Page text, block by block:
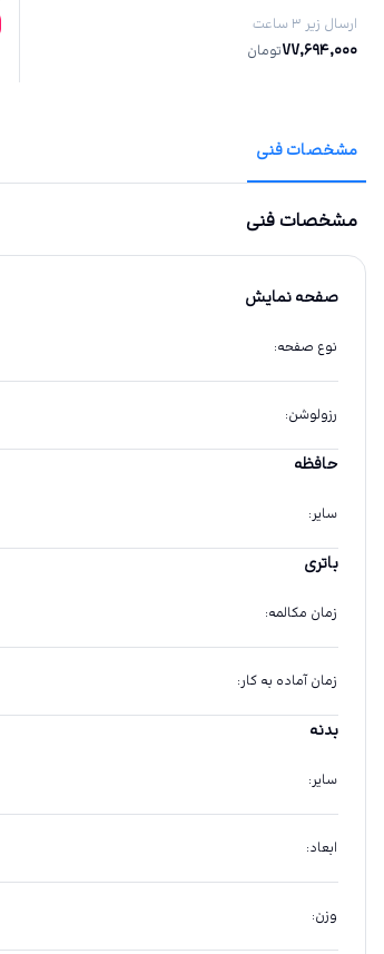
ارسال زیر ۳ ساعت
77,694,000تومان
مشخصات فنی
مشخصات فنی
صفحه نمایش
نوع صفحه:
رزولوشن:
حافظه
سایر:
باتری
زمان مکالمه:
زمان آماده به کار:
بدنه
سایر:
ابعاد:
وزن: